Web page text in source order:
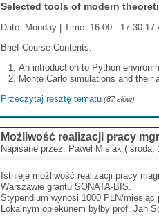
Selected tools of modern
Date: Monday | Time: 16:00 - 17:30
Brief Course Contents:
An introduction to Python
Monte Carlo simulations and their
Przeczytaj resztę tematu (87 słów)
Możliwość realizacji pracy
Napisane przez: Paweł Misiak( środa,
Istnieje możliwość realizacji pracy
Warszawie grantu SONATA-BIS.
Stypendium wynosi 1000 PLN/miesiąc
Lokalnym opiekunem byłby prof. Jan